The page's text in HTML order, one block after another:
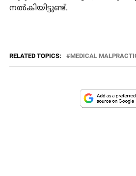
നല്‍കിയിട്ടുണ്ട്.
RELATED TOPICS: MEDICAL